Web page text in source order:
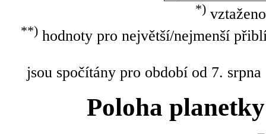
*)
**)hodnoty pro největší/nejmenší
jsou spočítány pro období od 7.
Poloha